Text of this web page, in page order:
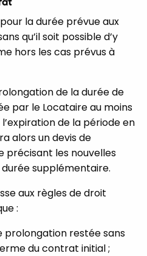
la durée prévue aux
qu’il soit possible d’y
hors les cas prévus à
de la durée de
par le Locataire au moins
de la période en
alors un devis de
précisant les nouvelles
supplémentaire.
aux règles de droit
:
prolongation restée sans
du contrat initial ;